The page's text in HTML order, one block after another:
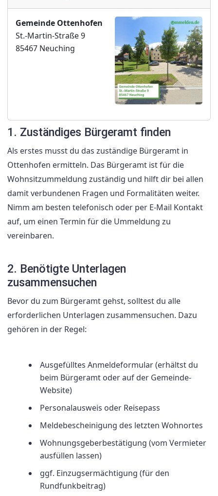
Gemeinde Ottenhofen
St.-Martin-Straße 9
85467 Neuching
1. Zuständiges Bürgeramt finden
Als erstes musst du das zuständige Bürgeramt in
Ottenhofen ermitteln. Das Bürgeramt ist für die
Wohnsitzummeldung zuständig und hilft dir bei allen
damit verbundenen Fragen und Formalitäten weiter.
Nimm am besten telefonisch oder per E-Mail Kontakt
auf, um einen Termin für die Ummeldung zu
vereinbaren.
2. Benötigte Unterlagen
zusammensuchen
Bevor du zum Bürgeramt gehst, solltest du alle
erforderlichen Unterlagen zusammensuchen. Dazu
gehören in der Regel:
Ausgefülltes Anmeldeformular (erhältst du
beim Bürgeramt oder auf der Gemeinde-
Website)
Personalausweis oder Reisepass
Meldebescheinigung des letzten Wohnortes
Wohnungsgeberbestätigung (vom Vermieter
ausfüllen lassen)
ggf. Einzugsermächtigung (für den
Rundfunkbeitrag)